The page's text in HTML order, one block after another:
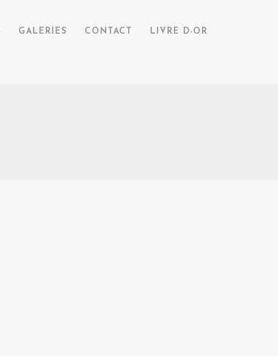
GALERIES CONTACT LIVRE D-OR